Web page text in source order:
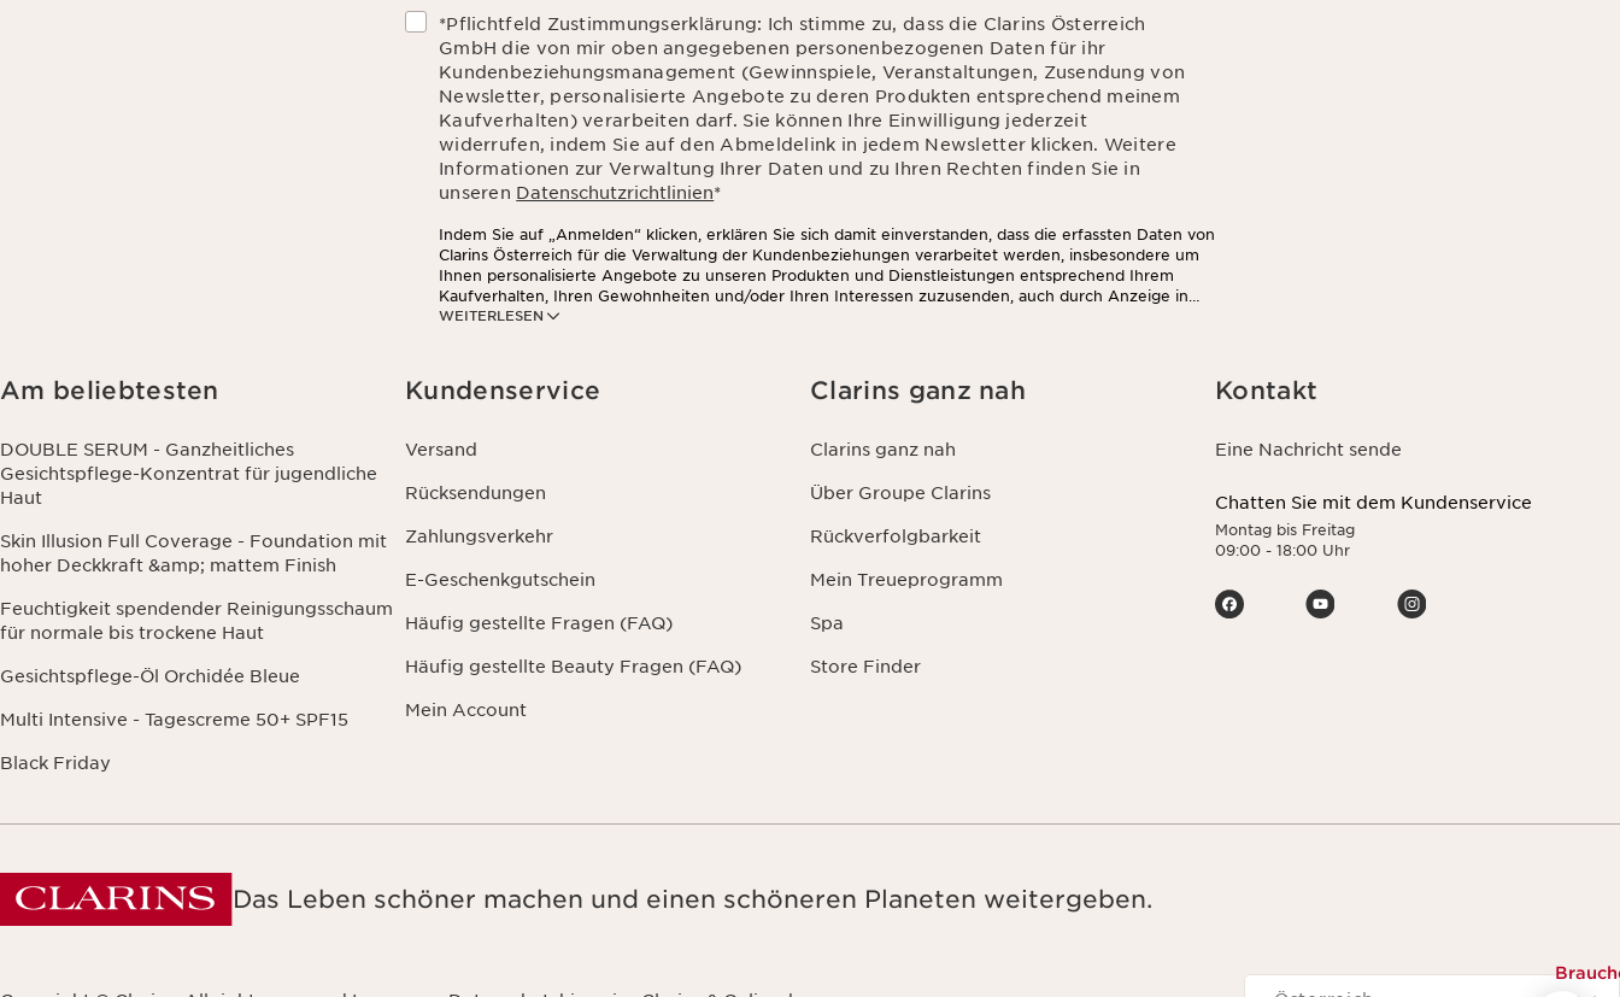
*Pflichtfeld Zustimmungserklärung: Ich stimme zu, dass die Clarins Österreich
GmbH die von mir oben angegebenen personenbezogenen Daten für ihr
Kundenbeziehungsmanagement (Gewinnspiele, Veranstaltungen, Zusendung von
Newsletter, personalisierte Angebote zu deren Produkten entsprechend meinem
Kaufverhalten) verarbeiten darf. Sie können Ihre Einwilligung jederzeit
widerrufen, indem Sie auf den Abmeldelink in jedem Newsletter klicken. Weitere
Informationen zur Verwaltung Ihrer Daten und zu Ihren Rechten finden Sie in
unseren Datenschutzrichtlinien*
WEITERLESEN
Indem Sie auf „Anmelden“ klicken, erklären Sie sich damit einverstanden, dass die erfassten Daten von
Clarins Österreich für die Verwaltung der Kundenbeziehungen verarbeitet werden, insbesondere um
Ihnen personalisierte Angebote zu unseren Produkten und Dienstleistungen entsprechend Ihrem
Kaufverhalten, Ihren Gewohnheiten und/oder Ihren Interessen zuzusenden, auch durch Anzeige in
sozialen Netzwerken und auf Websites Dritter, sowie für analytische Zwecke.
Am beliebtesten
DOUBLE SERUM - Ganzheitliches
Gesichtspflege-Konzentrat für jugendliche
Haut
Skin Illusion Full Coverage - Foundation mit
hoher Deckkraft &amp; mattem Finish
Feuchtigkeit spendender Reinigungsschaum
für normale bis trockene Haut
Gesichtspflege-Öl Orchidée Bleue
Multi Intensive - Tagescreme 50+ SPF15
Black Friday
Kundenservice
Versand
Rücksendungen
Zahlungsverkehr
E-Geschenkgutschein
Häufig gestellte Fragen (FAQ)
Häufig gestellte Beauty Fragen (FAQ)
Mein Account
Clarins ganz nah
Clarins ganz nah
Über Groupe Clarins
Rückverfolgbarkeit
Mein Treueprogramm
Spa
Store Finder
Kontakt
Eine Nachricht sende
Chatten Sie mit dem Kundenservice
Montag bis Freitag
09:00 - 18:00 Uhr
Das Leben schöner machen und einen schöneren Planeten weitergeben.
Navigieren zu